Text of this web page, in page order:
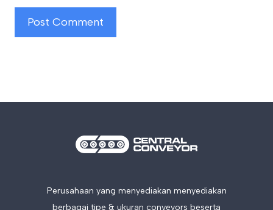
Perusahaan yang menyediakan menyediakan
berbagai tipe & ukuran conveyors beserta